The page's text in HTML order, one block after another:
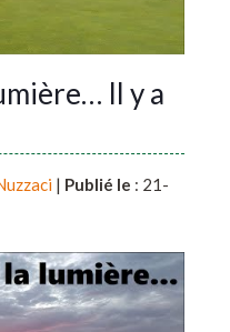
Il y a
| Publié le : 21-